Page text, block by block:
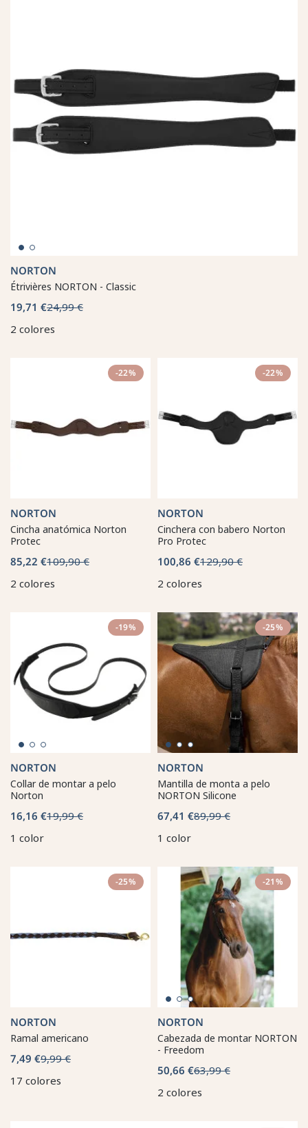
NORTON
Étrivières NORTON - Classic
19,71 €24,99 €
2 colores
-22%
NORTON
Cincha anatómica Norton
Protec
85,22 €109,90 €
2 colores
-22%
NORTON
Cinchera con babero Norton
Pro Protec
100,86 €129,90 €
2 colores
-19%
NORTON
Collar de montar a pelo
Norton
16,16 €19,99 €
1 color
-25%
NORTON
Mantilla de monta a pelo
NORTON Silicone
67,41 €89,99 €
1 color
-25%
NORTON
Ramal americano
7,49 €9,99 €
17 colores
-21%
NORTON
Cabezada de montar NORTON
- Freedom
50,66 €63,99 €
2 colores